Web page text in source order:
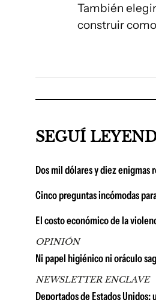
También
construir
SEGUÍ
Dos mil dólares y diez enigmas
Cinco preguntas incómodas
El costo económico de la
OPINIÓN
Ni papel higiénico ni oráculo
NEWSLETTER ENCLAVE
Deportados de Estados